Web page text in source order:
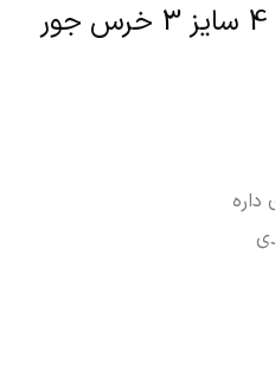
جوراب مچی بچگانه 4 سایز 3 خرس جور